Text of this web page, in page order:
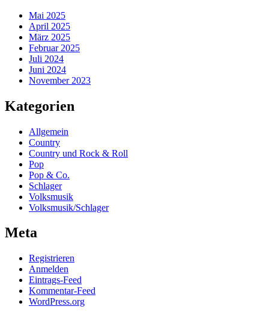
Mai 2025
April 2025
März 2025
Februar 2025
Juli 2024
Juni 2024
November 2023
Kategorien
Allgemein
Country
Country und Rock & Roll
Pop
Pop & Co.
Schlager
Volksmusik
Volksmusik/Schlager
Meta
Registrieren
Anmelden
Eintrags-Feed
Kommentar-Feed
WordPress.org